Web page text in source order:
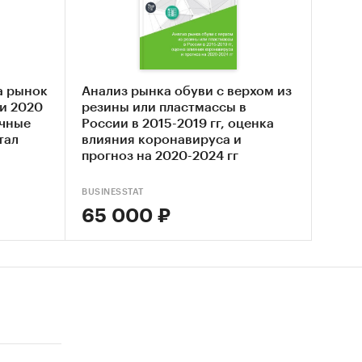
в
2025
рынок
2020
Анализ рынка обуви с верхом из
резины или пластмассы в
России в 2015-2019 гг, оценка
влияния коронавируса и
прогноз на 2020-2024 гг
BUSINESSTAT
65 000 ₽